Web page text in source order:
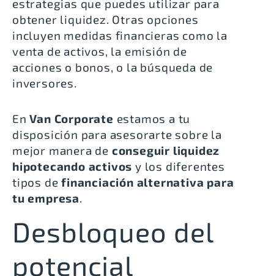
estrategias que puedes utilizar para
obtener liquidez. Otras opciones
incluyen medidas financieras como la
venta de activos, la emisión de
acciones o bonos, o la búsqueda de
inversores.
EnVan Corporate estamos a tu
disposición para asesorarte sobre la
mejor manera de conseguir liquidez
hipotecando activosy los diferentes
tipos definanciación alternativa para
tu empresa.
Desbloqueo del
potencial